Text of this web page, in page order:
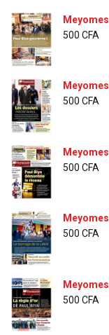
500 CFA
500 CFA
500 CFA
500 CFA
500 CFA